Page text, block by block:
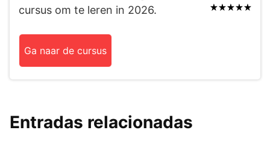
cursus om te leren in 2026.
Ga naar de cursus
Entradas relacionadas